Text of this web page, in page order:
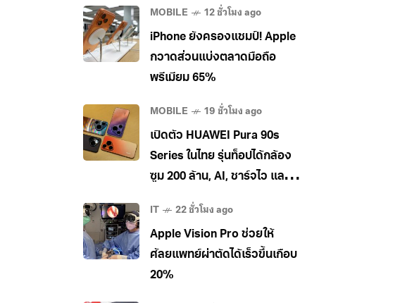
MOBILE 12 ชั่วโมง ago
iPhone ยังครองแชมป์! Apple
กวาดส่วนแบ่งตลาดมือถือ
พรีเมียม 65%
MOBILE 19 ชั่วโมง ago
เปิดตัว HUAWEI Pura 90s
Series ในไทย รุ่นท็อปได้กล้อง
ซูม 200 ล้าน, AI, ชาร์จไว และใช้
IT 22 ชั่วโมง ago
Apple Vision Pro ช่วยให้
ศัลยแพทย์ผ่าตัดได้เร็วขึ้นเกือบ
20%